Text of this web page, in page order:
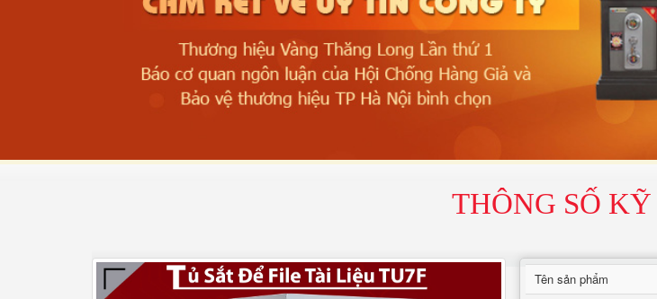
THÔNG SỐ
Tên sản phẩm